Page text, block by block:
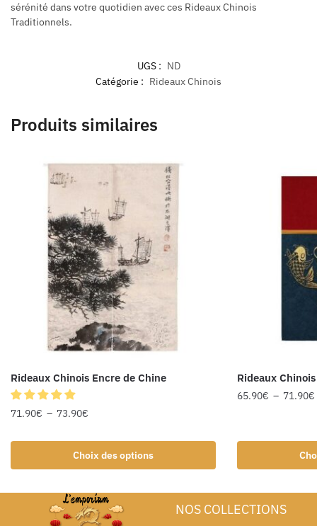
sérénité dans votre quotidien avec ces Rideaux Chinois
Traditionnels.
UGS : ND
Catégorie : Rideaux Chinois
Produits similaires
Rideaux Chinois Encre de Chine
71.90€ – 73.90€
Choix des options
Rideaux
65.90€ – 71.90€
NOS COLLECTIONS